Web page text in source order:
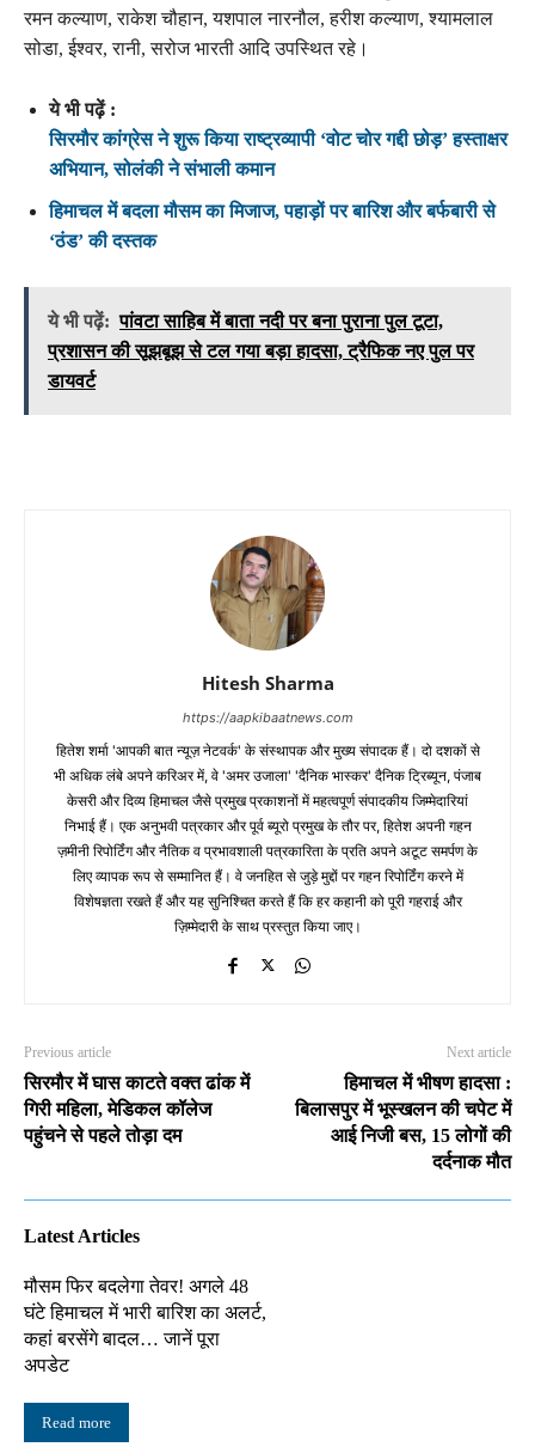
रमन कल्याण, राकेश चौहान, यशपाल नारनौल, हरीश कल्याण, श्यामलाल
सोडा, ईश्वर, रानी, सरोज भारती आदि उपस्थित रहे।
ये भी पढ़ें :
सिरमौर कांग्रेस ने शुरू किया राष्ट्रव्यापी ‘वोट चोर गद्दी छोड़’ हस्ताक्षर
अभियान, सोलंकी ने संभाली कमान
हिमाचल में बदला मौसम का मिजाज, पहाड़ों पर बारिश और बर्फबारी से
‘ठंड’ की दस्तक
ये भी पढ़ें: पांवटा साहिब में बाता नदी पर बना पुराना पुल टूटा,
प्रशासन की सूझबूझ से टल गया बड़ा हादसा, ट्रैफिक नए पुल पर
डायवर्ट
Hitesh Sharma
https://aapkibaatnews.com
हितेश शर्मा 'आपकी बात न्यूज़ नेटवर्क' के संस्थापक और मुख्य संपादक हैं। दो दशकों से
भी अधिक लंबे अपने करिअर में, वे 'अमर उजाला' 'दैनिक भास्कर' दैनिक ट्रिब्यून, पंजाब
केसरी और दिव्य हिमाचल जैसे प्रमुख प्रकाशनों में महत्वपूर्ण संपादकीय जिम्मेदारियां
निभाई हैं। एक अनुभवी पत्रकार और पूर्व ब्यूरो प्रमुख के तौर पर, हितेश अपनी गहन
ज़मीनी रिपोर्टिंग और नैतिक व प्रभावशाली पत्रकारिता के प्रति अपने अटूट समर्पण के
लिए व्यापक रूप से सम्मानित हैं। वे जनहित से जुड़े मुद्दों पर गहन रिपोर्टिंग करने में
विशेषज्ञता रखते हैं और यह सुनिश्चित करते हैं कि हर कहानी को पूरी गहराई और
ज़िम्मेदारी के साथ प्रस्तुत किया जाए।
Previous article
सिरमौर में घास काटते वक्त ढांक में
गिरी महिला, मेडिकल कॉलेज
पहुंचने से पहले तोड़ा दम
Next article
हिमाचल में भीषण हादसा :
बिलासपुर में भूस्खलन की चपेट में
आई निजी बस, 15 लोगों की
दर्दनाक मौत
Latest Articles
मौसम फिर बदलेगा तेवर! अगले 48
घंटे हिमाचल में भारी बारिश का अलर्ट,
कहां बरसेंगे बादल… जानें पूरा
अपडेट
Read more